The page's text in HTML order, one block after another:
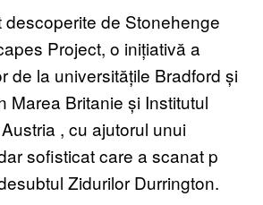
descoperite de Stonehenge
Project, o inițiativă a
de la universitățile Bradford și
Marea Britanie și Institutul
, cu ajutorul unui
sofisticat care a scanat p
Zidurilor Durrington.